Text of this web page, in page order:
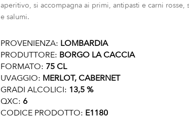
aperitivo, si accompagna ai primi, antipasti e carni rosse,
e salumi.
PROVENIENZA: LOMBARDIA
PRODUTTORE: BORGO LA CACCIA
FORMATO: 75 CL
UVAGGIO: MERLOT, CABERNET
GRADI ALCOLICI: 13,5 %
QXC: 6
CODICE PRODOTTO: E1180